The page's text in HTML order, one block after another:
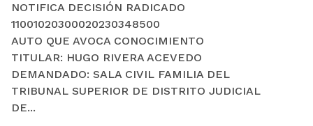
NOTIFICA DECISIÓN RADICADO
11001020300020230348500
AUTO QUE AVOCA CONOCIMIENTO
TITULAR: HUGO RIVERA ACEVEDO
DEMANDADO: SALA CIVIL FAMILIA DEL
TRIBUNAL SUPERIOR DE DISTRITO JUDICIAL
DE...